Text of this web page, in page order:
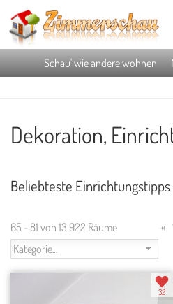
Schau' wie andere wohnen
Dekoration,
Beliebteste
65 - 81 von 13.922 Räume «
Kategorie...
32